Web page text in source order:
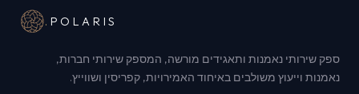
POLARIS
.
ספק שירותי נאמנות ותאגידים מורשה, המספק שירותי חברות,
נאמנות וייעוץ משולבים באיחוד האמירויות, קפריסין ושווייץ.